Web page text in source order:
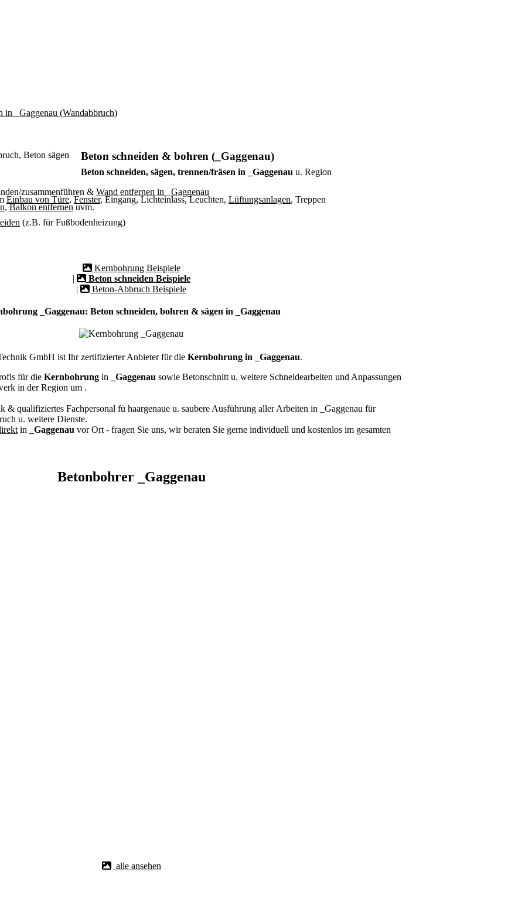
Beton schneiden & bohren (_Gaggenau)
Beton schneiden, sägen, trennen/fräsen in _Gaggenau u. Region
zusammenführen & Wand entfernen in _Gaggenau
Einbau von Türe, Fenster, Eingang, Lichteinlass, Leuchten, Lüftungsanlagen, Treppen
,Balkon entfernenuvm.
(z.B. für Fußbodenheizung)
Kernbohrung Beispiele
|
Beton schneiden Beispiele
|
Beton-Abbruch Beispiele
_Gaggenau: Beton schneiden, bohren & sägen in _Gaggenau
GmbH ist Ihr zertifizierter Anbieter für die Kernbohrung in _Gaggenau.
für die Kernbohrung in _Gaggenau sowie Betonschnitt u. weitere Schneidearbeiten und Anpassungen
in der Region um .
& qualifiziertes Fachpersonal fü haargenaue u. saubere Ausführung aller Arbeiten in _Gaggenau für
u. weitere Dienste.
in _Gaggenau vor Ort - fragen Sie uns, wir beraten Sie gerne individuell und kostenlos im gesamten
Betonbohrer _Gaggenau
alle ansehen